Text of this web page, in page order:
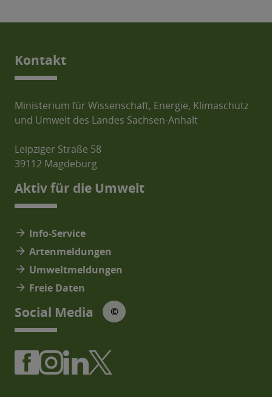
Kontakt
Ministerium für Wissenschaft, Energie, Klimaschutz
und Umwelt des Landes Sachsen-Anhalt
Leipziger Straße 58
39112 Magdeburg
Aktiv für die Umwelt
arrow_forward Info-Service
arrow_forward Artenmeldungen
arrow_forward Umweltmeldungen
arrow_forward Freie Daten
Social Media © © Social Media Icons: jam-